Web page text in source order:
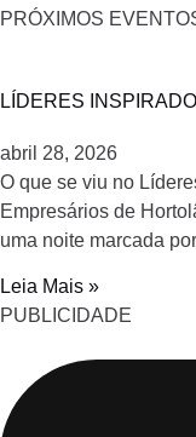
PRÓXIMOS
LÍDERES
abril 28, 2026
O que se viu no
Empresários de
uma noite marcada
Leia Mais »
PUBLICIDADE